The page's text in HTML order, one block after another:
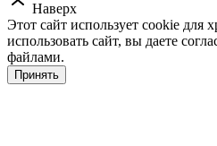
Наверх
Этот сайт использует cookie для
использовать сайт, вы даете
файлами.
Принять